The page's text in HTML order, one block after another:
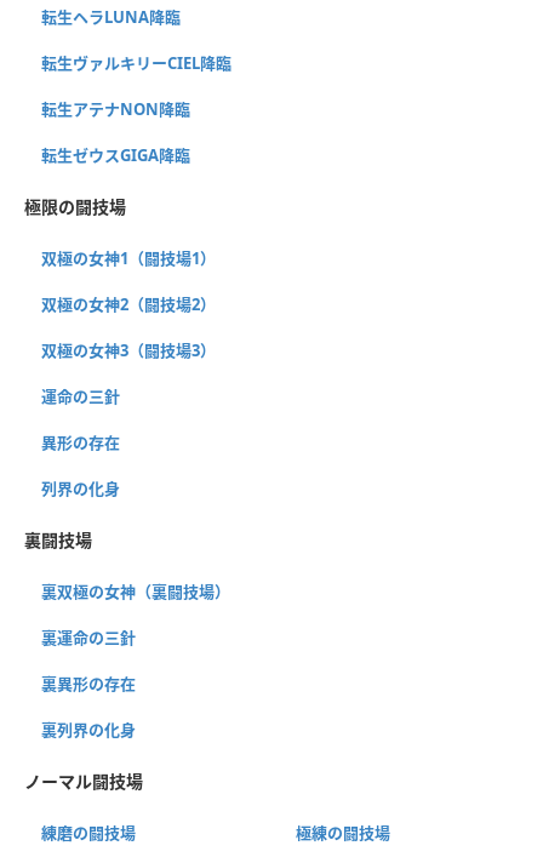
転生ヘラLUNA降臨
転生ヴァルキリーCIEL降臨
転生アテナNON降臨
転生ゼウスGIGA降臨
極限の闘技場
双極の女神1（闘技場1）
双極の女神2（闘技場2）
双極の女神3（闘技場3）
運命の三針
異形の存在
列界の化身
裏闘技場
裏双極の女神（裏闘技場）
裏運命の三針
裏異形の存在
裏列界の化身
ノーマル闘技場
練磨の闘技場 極練の闘技場